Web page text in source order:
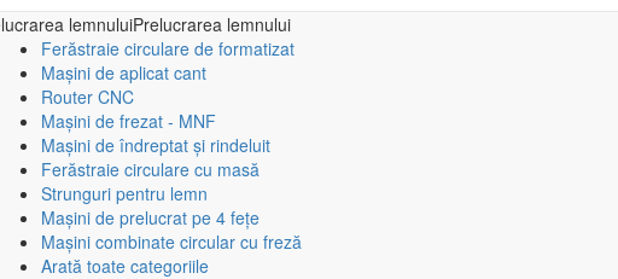
lemnuluiPrelucrarea lemnului
Ferăstraie circulare de formatizat
Mașini de aplicat cant
Router CNC
Mașini de frezat - MNF
Mașini de îndreptat și rindeluit
Ferăstraie circulare cu masă
Strunguri pentru lemn
Mașini de prelucrat pe 4 fețe
Mașini combinate circular cu freză
Arată toate categoriile